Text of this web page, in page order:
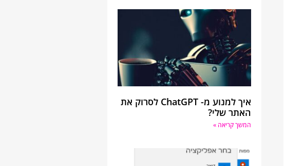
איך למנוע מ- ChatGPT לסרוק את
האתר שלי?
המשך קריאה »